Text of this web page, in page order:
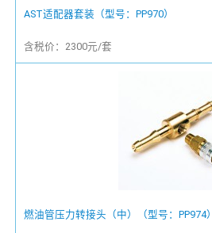
AST适配器套装（型号：PP970）
含税价：2300元/套
燃油管压力转接头（中）（型号：PP974）